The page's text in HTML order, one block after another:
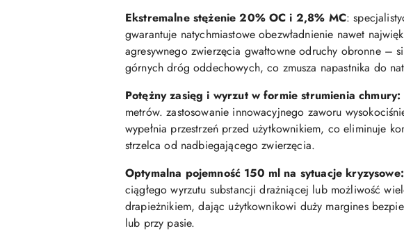
Ekstremalne stężenie 20% OC i 2,8% MC:
gwarantuje natychmiastowe obezwładnienie nawet
agresywnego zwierzęcia gwałtowne odruchy obronne –
górnych dróg oddechowych, co zmusza napastnika do
Potężny zasięg i wyrzut w formie strumienia chmury:
metrów. zastosowanie innowacyjnego zaworu
wypełnia przestrzeń przed użytkownikiem, co eliminuje
strzelca od nadbiegającego zwierzęcia.
Optymalna pojemność 150 ml na sytuacje kryzysowe:
ciągłego wyrzutu substancji drażniącej lub możliwość
drapieżnikiem, dając użytkownikowi duży margines
lub przy pasie.